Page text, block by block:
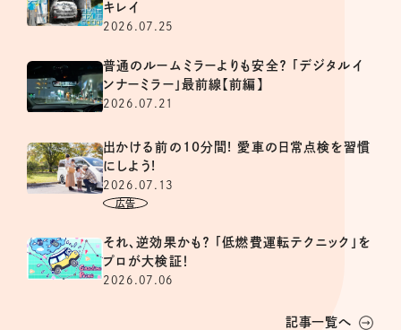
キレイ
2026.07.25
普通のルームミラーよりも安全？ 「デジタルイ
ンナーミラー」最前線【前編】
2026.07.21
出かける前の10分間! 愛車の日常点検を習慣
にしよう!
2026.07.13
それ、逆効果かも？ 「低燃費運転テクニック」を
プロが大検証！
2026.07.06
記事一覧へ